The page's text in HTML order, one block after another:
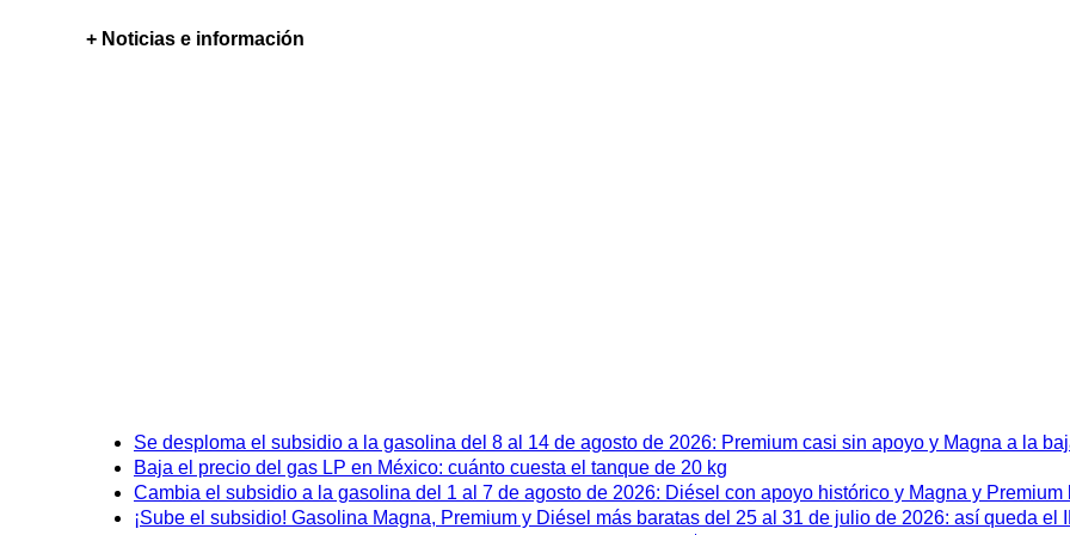
+ Noticias e información
Se desploma el subsidio a la gasolina del 8 al 14 de agosto de 2026: Premium casi sin apoyo y Magna a la
Baja el precio del gas LP en México: cuánto cuesta el tanque de 20 kg
Cambia el subsidio a la gasolina del 1 al 7 de agosto de 2026: Diésel con apoyo histórico y Magna y Premium
¡Sube el subsidio! Gasolina Magna, Premium y Diésel más baratas del 25 al 31 de julio de 2026: así queda el